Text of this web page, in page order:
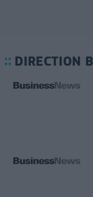
DIRECTION